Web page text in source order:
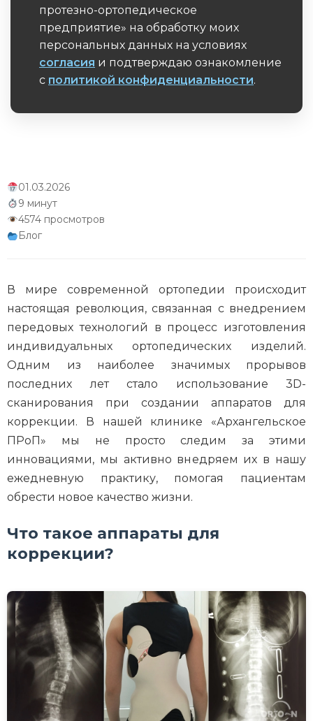
Экономическая эффективность
использования 3D-сканирования
Обучение пациентов использованию
корректирующих аппаратов
Интеграция с телемедициной
Заключение
протезно-ортопедическое
предприятие» на обработку моих
персональных данных на условиях
согласия и подтверждаю ознакомление
с политикой конфиденциальности.
01.03.2026
9 минут
4574 просмотров
Блог
В мире современной ортопедии происходит
настоящая революция, связанная с внедрением
передовых технологий в процесс изготовления
индивидуальных ортопедических изделий.
Одним из наиболее значимых прорывов
последних лет стало использование 3D-
сканирования при создании аппаратов для
коррекции. В нашей клинике «Архангельское
ПРоП» мы не просто следим за этими
инновациями, мы активно внедряем их в нашу
ежедневную практику, помогая пациентам
обрести новое качество жизни.
Что такое аппараты для
коррекции?